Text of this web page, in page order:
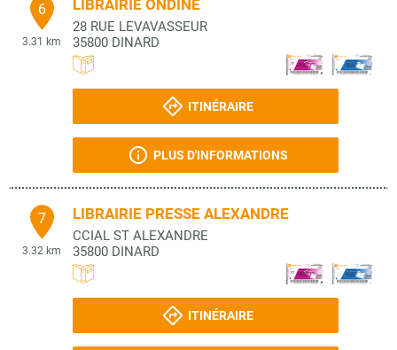
6
3.31 km
LIBRAIRIE ONDINE
28 RUE LEVAVASSEUR
35800 DINARD
ITINÉRAIRE
PLUS D'INFORMATIONS
7
3.32 km
LIBRAIRIE PRESSE ALEXANDRE
CCIAL ST ALEXANDRE
35800 DINARD
ITINÉRAIRE